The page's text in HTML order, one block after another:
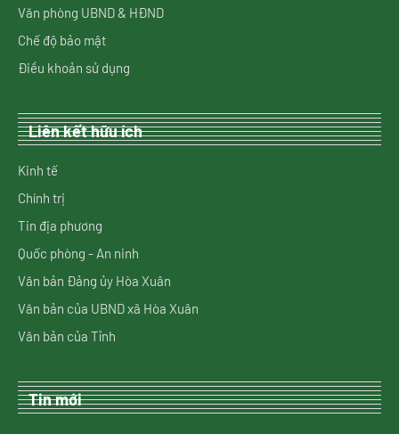
Văn phòng UBND & HĐND
Chế độ bảo mật
Điều khoản sử dụng
Liên kết hữu ích
Kinh tế
Chính trị
Tin địa phương
Quốc phòng - An ninh
Văn bản Đảng ủy Hòa Xuân
Văn bản của UBND xã Hòa Xuân
Văn bản của Tỉnh
Tin mới